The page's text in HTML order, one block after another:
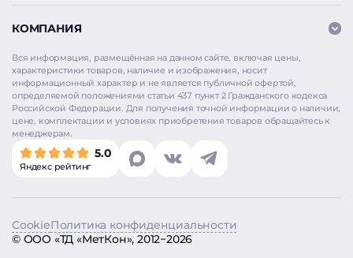
Вся информация, размещённая на данном сайте, включая цены,
характеристики товаров, наличие и изображения, носит
информационный характер и не является публичной офертой,
определяемой положениями статьи 437 пункт 2 Гражданского кодекса
Российской Федерации. Для получения точной информации о наличии,
цене, комплектации и условиях приобретения товаров обращайтесь к
менеджерам.
5.0
Яндекс рейтинг
КОМПАНИЯ
© ООО «ТД «МетКон», 2012−2026
CookieПолитика конфиденциальности
Мы используем
работы сайта. Продолжая использовать сайт, вы
соглашаетесь на использование cookie. Нажимая
Согласен